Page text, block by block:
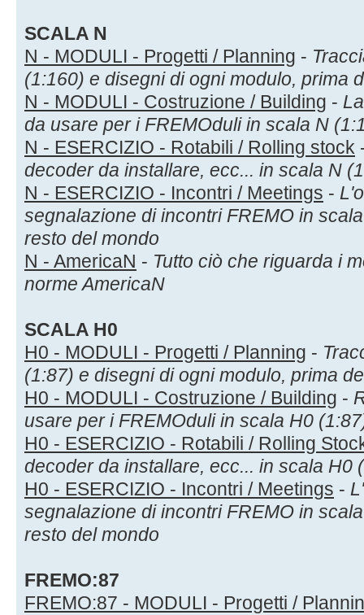
SCALA N
N - MODULI - Progetti / Planning -
(1:160) e disegni di ogni modulo, prima
N - MODULI - Costruzione / Building -
da usare per i FREMOduli in scala N
N - ESERCIZIO - Rotabili / Rolling stock
decoder da installare, ecc... in scala N
N - ESERCIZIO - Incontri / Meetings -
segnalazione di incontri FREMO in
resto del mondo
N - AmericaN - Tutto ciò che riguarda i
norme AmericaN
SCALA H0
H0 - MODULI - Progetti / Planning -
(1:87) e disegni di ogni modulo, prima
H0 - MODULI - Costruzione / Building -
usare per i FREMOduli in scala H0
H0 - ESERCIZIO - Rotabili / Rolling
decoder da installare, ecc... in scala H0
H0 - ESERCIZIO - Incontri / Meetings -
segnalazione di incontri FREMO in
resto del mondo
FREMO:87
FREMO:87 - MODULI - Progetti /